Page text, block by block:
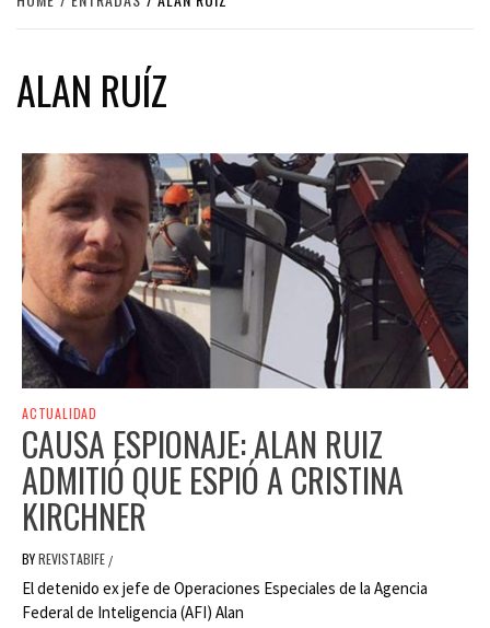
ALAN RUÍZ
ACTUALIDAD
CAUSA ESPIONAJE: ALAN RUIZ
ADMITIÓ QUE ESPIÓ A CRISTINA
KIRCHNER
BYREVISTABIFE /
El detenido ex jefe de Operaciones Especiales de la Agencia
Federal de Inteligencia (AFI) Alan